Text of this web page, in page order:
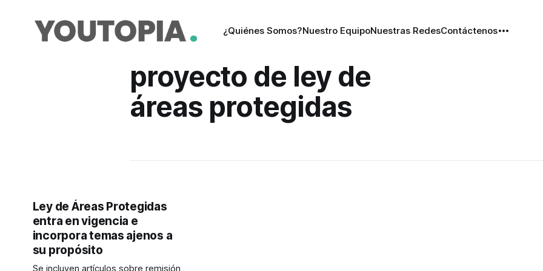
¿Quiénes Somos?Nuestro EquipoNuestras RedesContáctenos
proyecto de ley de
áreas protegidas
Ley de Áreas Protegidas
entra en vigencia e
incorpora temas ajenos a
su propósito
Se incluyen artículos sobre remisión